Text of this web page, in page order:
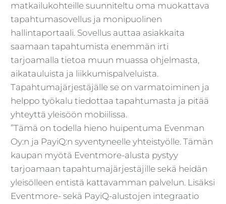
matkailukohteille suunniteltu oma muokattava
tapahtumasovellus ja monipuolinen
hallintaportaali. Sovellus auttaa asiakkaita
saamaan tapahtumista enemmän irti
tarjoamalla tietoa muun muassa ohjelmasta,
aikatauluista ja liikkumispalveluista.
Tapahtumajärjestäjälle se on varmatoiminen ja
helppo työkalu tiedottaa tapahtumasta ja pitää
yhteyttä yleisöön mobiilissa.
”Tämä on todella hieno huipentuma Evenman
Oy:n ja PayiQ:n syventyneelle yhteistyölle. Tämän
kaupan myötä Eventmore-alusta pystyy
tarjoamaan tapahtumajärjestäjille sekä heidän
yleisölleen entistä kattavamman palvelun. Lisäksi
Eventmore- sekä PayiQ-alustojen integraatio